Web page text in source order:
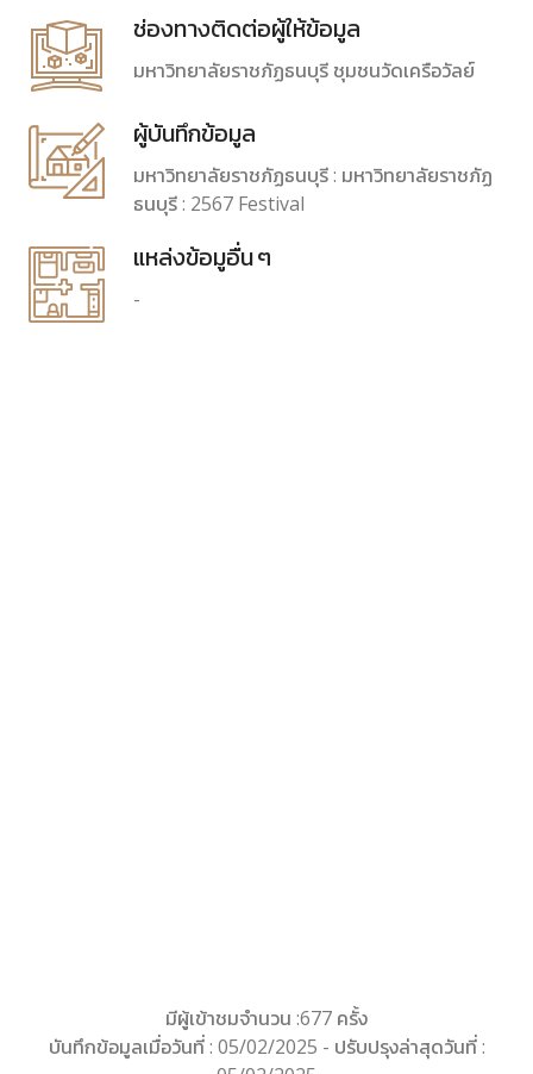
ช่องทางติดต่อผู้ให้ข้อมูล
มหาวิทยาลัยราชภัฏธนบุรี ชุมชนวัดเครือวัลย์
ผู้บันทึกข้อมูล
มหาวิทยาลัยราชภัฏธนบุรี : มหาวิทยาลัยราชภัฏ
ธนบุรี : 2567 Festival
แหล่งข้อมูอื่น ๆ
-
มีผู้เข้าชมจำนวน :677 ครั้ง
บันทึกข้อมูลเมื่อวันที่ : 05/02/2025 - ปรับปรุงล่าสุดวันที่ :